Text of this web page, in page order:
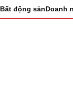
Bất động sảnDoanh